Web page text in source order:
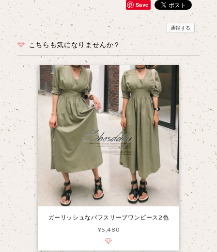
Save
通報する
こちらも気になりませんか？
ガーリッシュなパフスリーブワンピース2色
¥5,480